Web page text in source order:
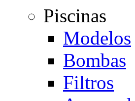
Piscinas
Modelos
Bombas
Filtros